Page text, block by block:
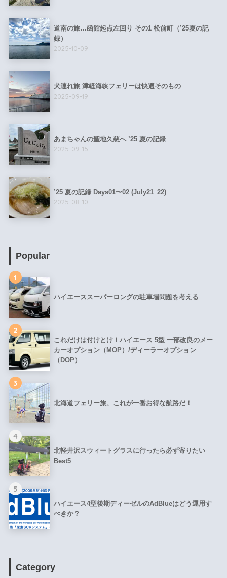
道南の旅…函館起点左回り その1 松前町（’25夏の記
録）
2025-10-09
犬連れ旅 津軽海峡フェリーは快適そのもの
2025-09-19
あまちゃんの聖地久慈へ ’25 夏の記録
2025-09-15
’25 夏の記録 Days01〜02 (July21_22)
2025-08-10
Popular
1
ハイエーススーパーロングの駐車場問題を考える
2
これだけは付けとけ！ハイエース 5型 一部改良のメー
カーオプション（MOP）/ディーラーオプション
（DOP）
3
北海道フェリー旅、これが一番お得な航路だ！
4
北軽井沢スウィートグラスに行ったら必ず寄りたい
Best5
5
ハイエース4型後期ディーゼルのAdBlueはどう運用す
べきか？
Category